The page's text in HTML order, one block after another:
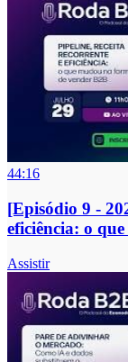
44:16
[Episódio 9 -
eficiência: o
Assistir